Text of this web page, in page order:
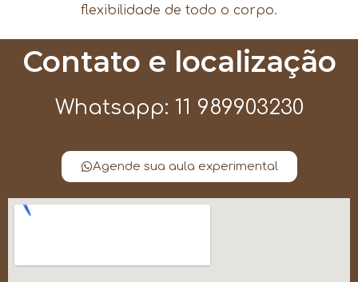
flexibilidade de todo o corpo.
Contato e localização
Whatsapp: 11 989903230
Agende sua aula experimental